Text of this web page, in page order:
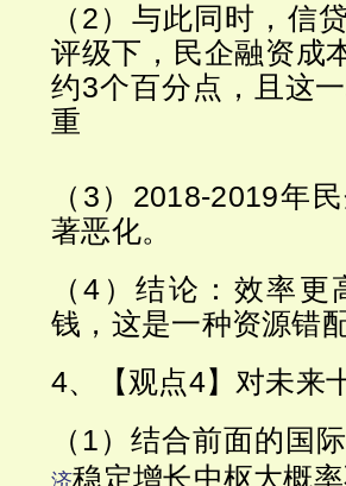
（2）与此同时，信
评级下，民企融资成
约3个百分点，且这
重
（3）2018-2019年
著恶化。
（4）结论：效率
钱，这是一种资源错配
4、【观点4】对未来
（1）结合前面的国
济稳定增长中枢大概